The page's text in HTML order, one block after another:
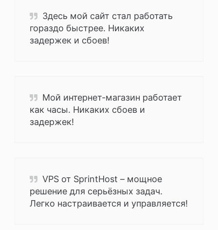
Здесь мой сайт стал работать
гораздо быстрее. Никаких
задержек и сбоев!
Мой интернет-магазин работает
как часы. Никаких сбоев и
задержек!
VPS от SprintHost – мощное
решение для серьёзных задач.
Легко настраивается и управляется!